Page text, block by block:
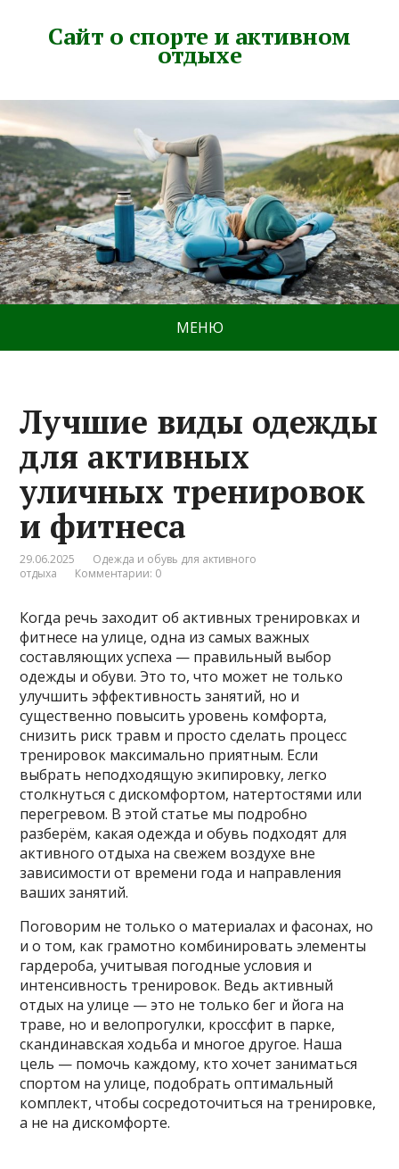
Сайт о спорте и активном
отдыхе
МЕНЮ
Лучшие виды одежды
для активных
уличных тренировок
и фитнеса
29.06.2025
Одежда и обувь для активного
отдыха
Комментарии: 0
Когда речь заходит об активных тренировках и
фитнесе на улице, одна из самых важных
составляющих успеха — правильный выбор
одежды и обуви. Это то, что может не только
улучшить эффективность занятий, но и
существенно повысить уровень комфорта,
снизить риск травм и просто сделать процесс
тренировок максимально приятным. Если
выбрать неподходящую экипировку, легко
столкнуться с дискомфортом, натертостями или
перегревом. В этой статье мы подробно
разберём, какая одежда и обувь подходят для
активного отдыха на свежем воздухе вне
зависимости от времени года и направления
ваших занятий.
Поговорим не только о материалах и фасонах, но
и о том, как грамотно комбинировать элементы
гардероба, учитывая погодные условия и
интенсивность тренировок. Ведь активный
отдых на улице — это не только бег и йога на
траве, но и велопрогулки, кроссфит в парке,
скандинавская ходьба и многое другое. Наша
цель — помочь каждому, кто хочет заниматься
спортом на улице, подобрать оптимальный
комплект, чтобы сосредоточиться на тренировке,
а не на дискомфорте.